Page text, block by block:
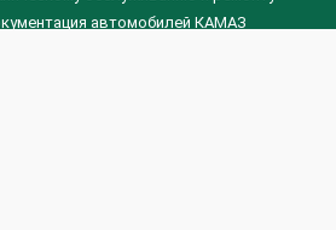
автомобилей КАМАЗ